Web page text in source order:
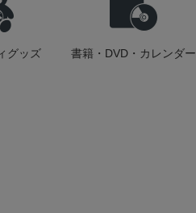
グッズ 書籍・DVD・カレンダー